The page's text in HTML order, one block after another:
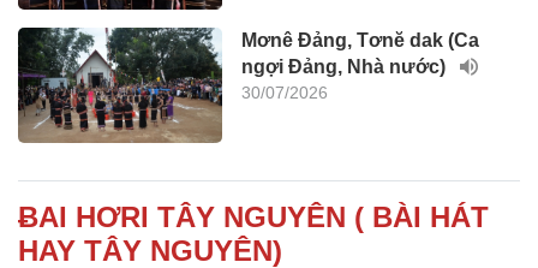
Mơnê Đảng, Tơnĕ dak (Ca
ngợi Đảng, Nhà nước)
30/07/2026
ɃAI HƠRI TÂY NGUYÊN ( BÀI HÁT
HAY TÂY NGUYÊN)